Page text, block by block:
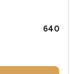
640